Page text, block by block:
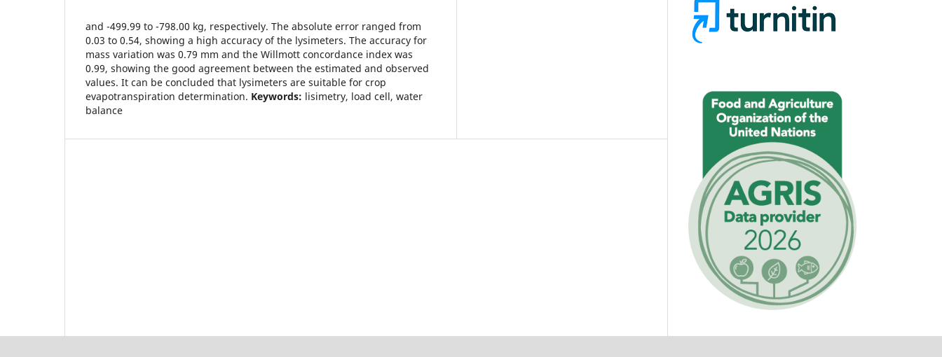
and -499.99 to -798.00 kg, respectively. The absolute error ranged from
0.03 to 0.54, showing a high accuracy of the lysimeters. The accuracy for
mass variation was 0.79 mm and the Willmott concordance index was
0.99, showing the good agreement between the estimated and observed
values. It can be concluded that lysimeters are suitable for crop
evapotranspiration determination. Keywords: lisimetry, load cell, water
balance